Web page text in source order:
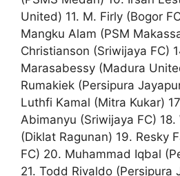
United) 11. M. Firly (Bogor
Mangku Alam (PSM
Christianson (Sriwijaya FC)
Marasabessy (Madura
Rumakiek (Persipura
Luthfi Kamal (Mitra Kukar)
Abimanyu (Sriwijaya FC)
(Diklat Ragunan) 19. Resky
FC) 20. Muhammad Iqbal
21. Todd Rivaldo (Persipura